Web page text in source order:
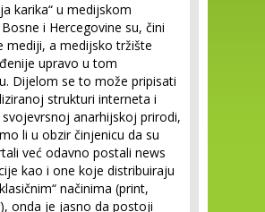
karika“ u medijskom
i Hercegovine su, čini
mediji, a medijsko tržište
upravo u tom
Dijelom se to može pripisati
strukturi interneta i
anarhijskoj prirodi,
li u obzir činjenicu da su
već odavno postali news
kao i one koje distribuiraju
načinima (print,
onda je jasno da postoji